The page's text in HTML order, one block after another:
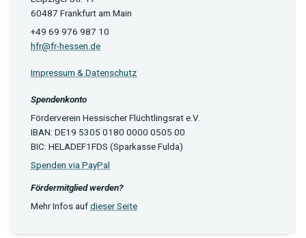
60487 Frankfurt am Main
+49 69 976 987 10
hfr@fr-hessen.de
Impressum & Datenschutz
Spendenkonto
Förderverein Hessischer Flüchtlingsrat e.V.
IBAN: DE19 5305 0180 0000 0505 00
BIC: HELADEF1FDS (Sparkasse Fulda)
Spenden via PayPal
Fördermitglied werden?
Mehr Infos aufdieser Seite